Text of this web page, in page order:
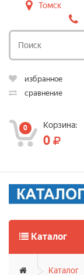
Томск
избранное
сравнение
0 Корзина:
0
Каталог
Каталог